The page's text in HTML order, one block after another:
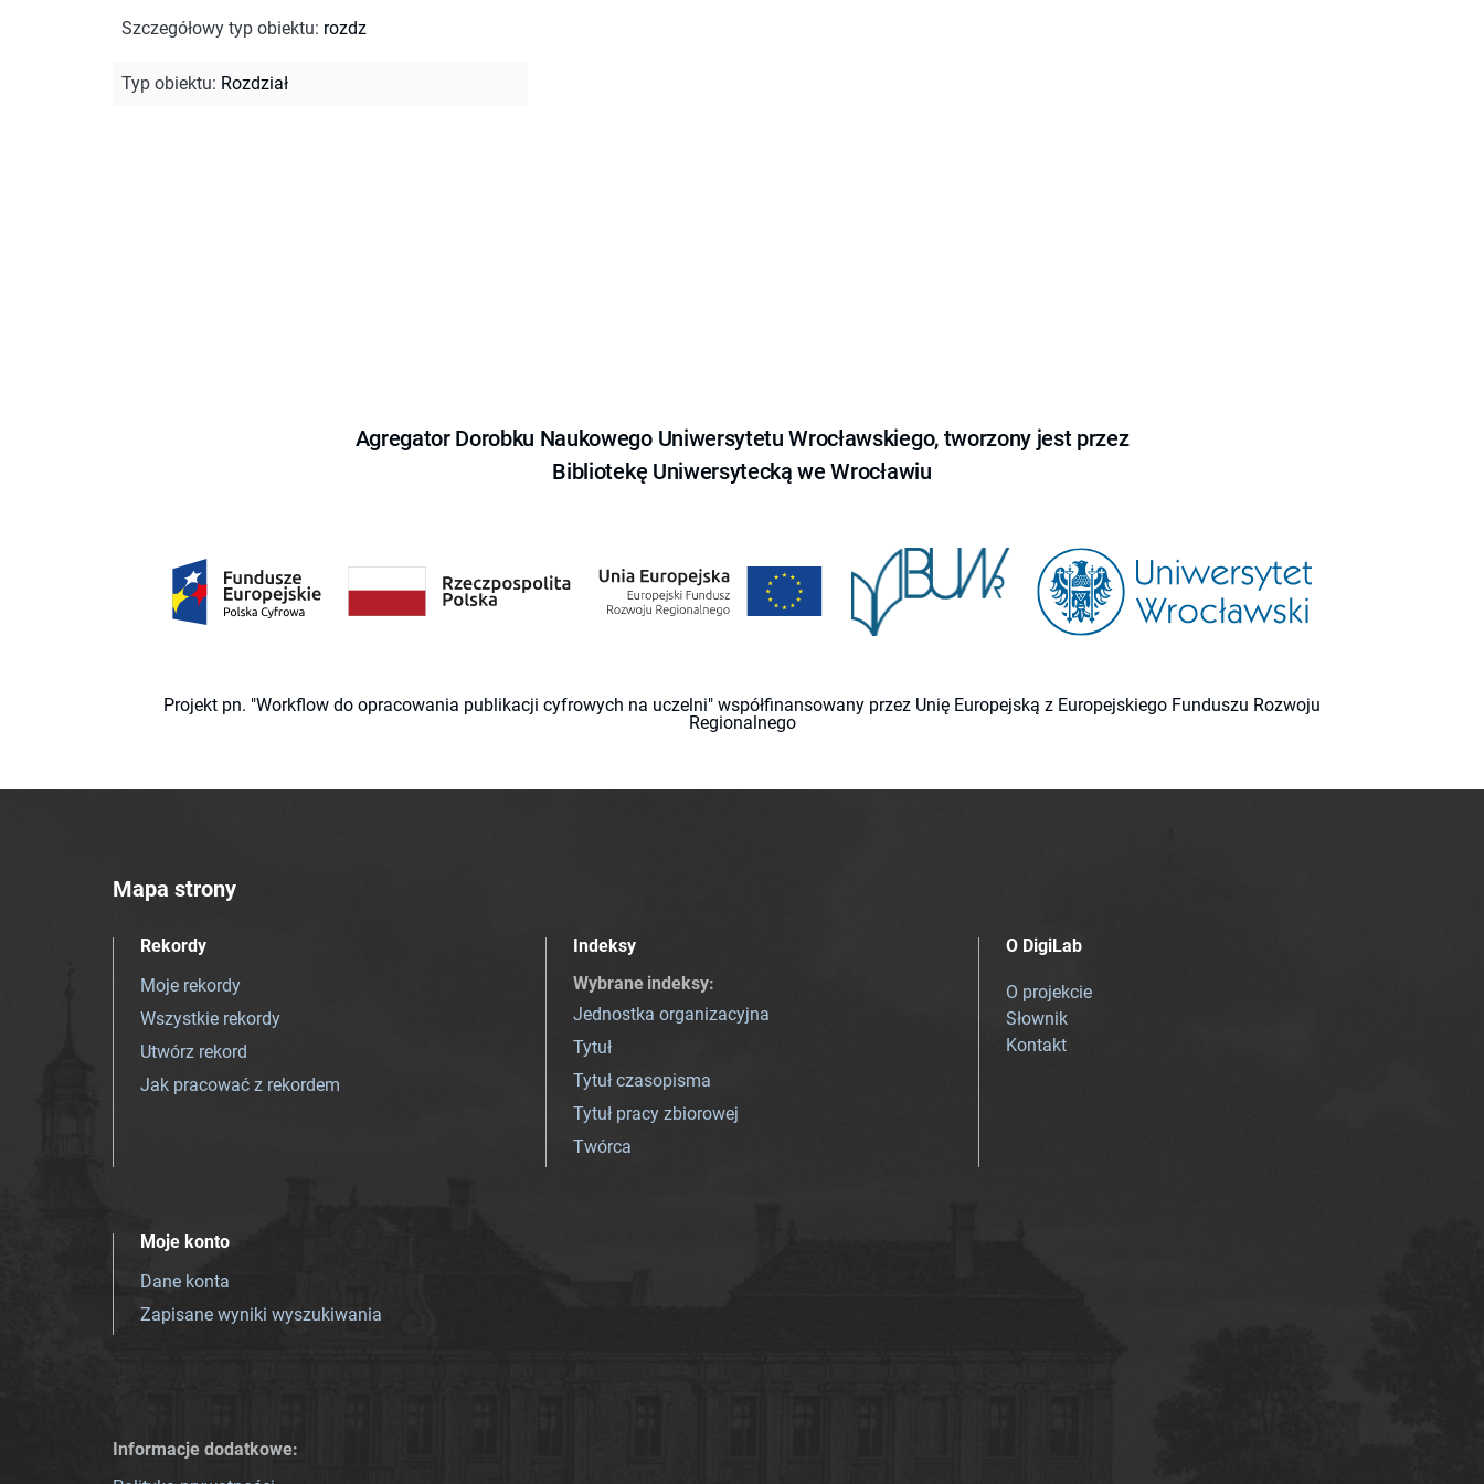
Szczegółowy typ obiektu: rozdz
Typ obiektu: Rozdział
Agregator Dorobku Naukowego Uniwersytetu Wrocławskiego, tworzony jest przez
Bibliotekę Uniwersytecką we Wrocławiu
Projekt pn. "Workflow do opracowania publikacji cyfrowych na uczelni" współfinansowany przez Unię Europejską z Europejskiego Funduszu Rozwoju
Regionalnego
Mapa strony
Rekordy
Moje rekordy
Wszystkie rekordy
Utwórz rekord
Jak pracować z rekordem
Indeksy
Wybrane indeksy:
Jednostka organizacyjna
Tytuł
Tytuł czasopisma
Tytuł pracy zbiorowej
Twórca
O DigiLab
O projekcie
Słownik
Kontakt
Moje konto
Dane konta
Zapisane wyniki wyszukiwania
Informacje dodatkowe: